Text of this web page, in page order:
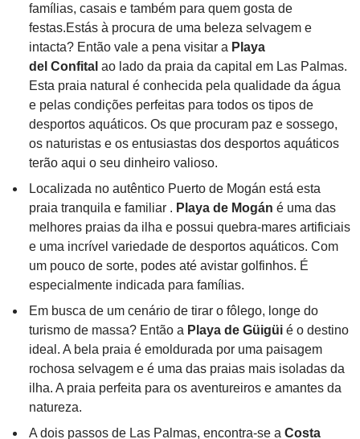
famílias, casais e também para quem gosta de
festas.Estás à procura de uma beleza selvagem e
intacta? Então vale a pena visitar a Playa
del Confital ao lado da praia da capital em Las Palmas.
Esta praia natural é conhecida pela qualidade da água
e pelas condições perfeitas para todos os tipos de
desportos aquáticos. Os que procuram paz e sossego,
os naturistas e os entusiastas dos desportos aquáticos
terão aqui o seu dinheiro valioso.
Localizada no autêntico Puerto de Mogán está esta
praia tranquila e familiar . Playa de Mogán é uma das
melhores praias da ilha e possui quebra-mares artificiais
e uma incrível variedade de desportos aquáticos. Com
um pouco de sorte, podes até avistar golfinhos. É
especialmente indicada para famílias.
Em busca de um cenário de tirar o fôlego, longe do
turismo de massa? Então a Playa de Güigüi é o destino
ideal. A bela praia é emoldurada por uma paisagem
rochosa selvagem e é uma das praias mais isoladas da
ilha. A praia perfeita para os aventureiros e amantes da
natureza.
A dois passos de Las Palmas, encontra-se a Costa